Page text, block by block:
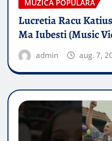
MUZICA POPULARA
Lucretia Racu
Ma Iubesti (Music
admin aug. 7,